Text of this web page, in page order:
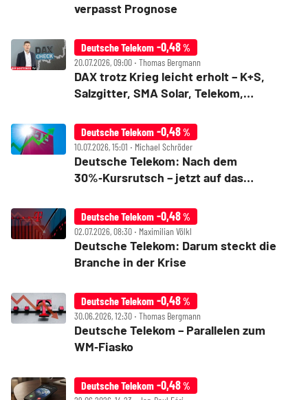
verpasst Prognose
Deutsche Telekom -0,48%
20.07.2026, 09:00 ‧ Thomas Bergmann
DAX trotz Krieg leicht erholt – K+S,
Salzgitter, SMA Solar, Telekom,
Deutsche Telekom -0,48%
10.07.2026, 15:01 ‧ Michael Schröder
Deutsche Telekom: Nach dem
30%‑Kursrutsch – jetzt auf das
Deutsche Telekom -0,48%
02.07.2026, 08:30 ‧ Maximilian Völkl
Deutsche Telekom: Darum steckt die
Branche in der Krise
Deutsche Telekom -0,48%
30.06.2026, 12:30 ‧ Thomas Bergmann
Deutsche Telekom – Parallelen zum
WM‑Fiasko
Deutsche Telekom -0,48%